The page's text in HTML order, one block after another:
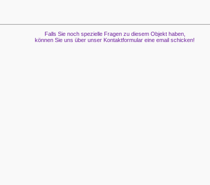
Falls Sie noch spezielle Fragen zu diesem Objekt haben,
können Sie uns über unser Kontaktformular eine email schicken!